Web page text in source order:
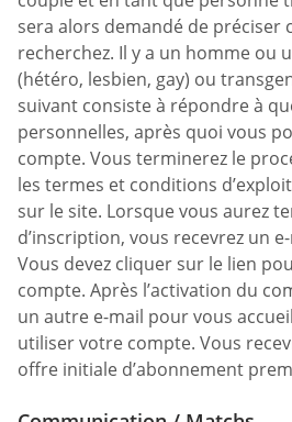
sera alors demandé de préciser
recherchez. Il y a un homme ou
(hétéro, lesbien, gay) ou
suivant consiste à répondre à
personnelles, après quoi vous
compte. Vous terminerez le
les termes et conditions
sur le site. Lorsque vous aurez
d’inscription, vous recevrez un
Vous devez cliquer sur le lien
compte. Après l’activation du
un autre e-mail pour vous
utiliser votre compte. Vous
offre initiale d’abonnement